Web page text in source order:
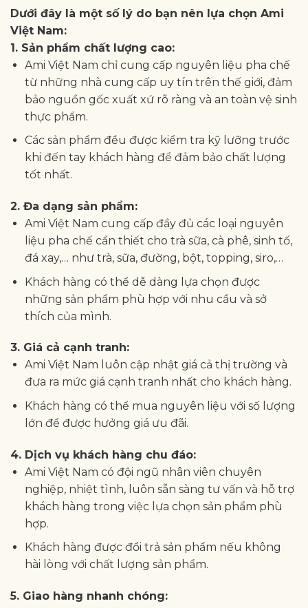
Dưới đây là một số lý do bạn nên lựa chọn Ami
Việt Nam:
1. Sản phẩm chất lượng cao:
Ami Việt Nam chỉ cung cấp nguyên liệu pha chế
từ những nhà cung cấp uy tín trên thế giới, đảm
bảo nguồn gốc xuất xứ rõ ràng và an toàn vệ sinh
thực phẩm.
Các sản phẩm đều được kiểm tra kỹ lưỡng trước
khi đến tay khách hàng để đảm bảo chất lượng
tốt nhất.
2. Đa dạng sản phẩm:
Ami Việt Nam cung cấp đầy đủ các loại nguyên
liệu pha chế cần thiết cho trà sữa, cà phê, sinh tố,
đá xay,… như trà, sữa, đường, bột, topping, siro,…
Khách hàng có thể dễ dàng lựa chọn được
những sản phẩm phù hợp với nhu cầu và sở
thích của mình.
3. Giá cả cạnh tranh:
Ami Việt Nam luôn cập nhật giá cả thị trường và
đưa ra mức giá cạnh tranh nhất cho khách hàng.
Khách hàng có thể mua nguyên liệu với số lượng
lớn để được hưởng giá ưu đãi.
4. Dịch vụ khách hàng chu đáo:
Ami Việt Nam có đội ngũ nhân viên chuyên
nghiệp, nhiệt tình, luôn sẵn sàng tư vấn và hỗ trợ
khách hàng trong việc lựa chọn sản phẩm phù
hợp.
Khách hàng được đổi trả sản phẩm nếu không
hài lòng với chất lượng sản phẩm.
5. Giao hàng nhanh chóng: